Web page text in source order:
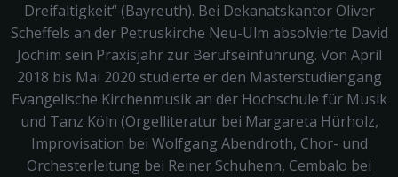
Dreifaltigkeit“ (Bayreuth). Bei Dekanatskantor Oliver
Scheffels an der Petruskirche Neu-Ulm absolvierte David
Jochim sein Praxisjahr zur Berufseinführung. Von April
2018 bis Mai 2020 studierte er den Masterstudiengang
Evangelische Kirchenmusik an der Hochschule für Musik
und Tanz Köln (Orgelliteratur bei Margareta Hürholz,
Improvisation bei Wolfgang Abendroth, Chor- und
Orchesterleitung bei Reiner Schuhenn, Cembalo bei